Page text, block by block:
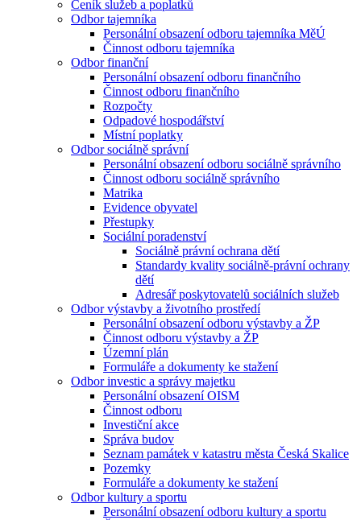
Ceník služeb a poplatků
Odbor tajemníka
Personální obsazení odboru tajemníka MěÚ
Činnost odboru tajemníka
Odbor finanční
Personální obsazení odboru finančního
Činnost odboru finančního
Rozpočty
Odpadové hospodářství
Místní poplatky
Odbor sociálně správní
Personální obsazení odboru sociálně správního
Činnost odboru sociálně správního
Matrika
Evidence obyvatel
Přestupky
Sociální poradenství
Sociálně právní ochrana dětí
Standardy kvality sociálně-právní ochrany
dětí
Adresář poskytovatelů sociálních služeb
Odbor výstavby a životního prostředí
Personální obsazení odboru výstavby a ŽP
Činnost odboru výstavby a ŽP
Územní plán
Formuláře a dokumenty ke stažení
Odbor investic a správy majetku
Personální obsazení OISM
Činnost odboru
Investiční akce
Správa budov
Seznam památek v katastru města Česká Skalice
Pozemky
Formuláře a dokumenty ke stažení
Odbor kultury a sportu
Personální obsazení odboru kultury a sportu